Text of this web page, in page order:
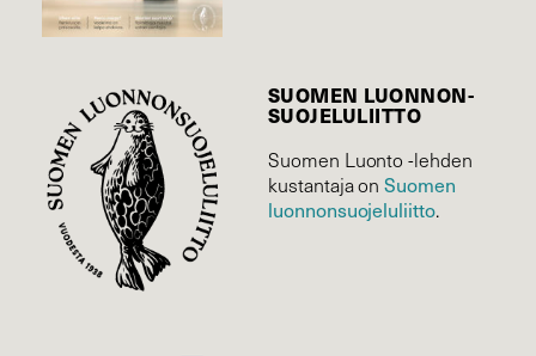
SUOMEN LUONNON­
SUOJELU­LIITTO
Suomen Luonto -lehden
kustantaja onSuomen
luonnonsuojelu­liitto.